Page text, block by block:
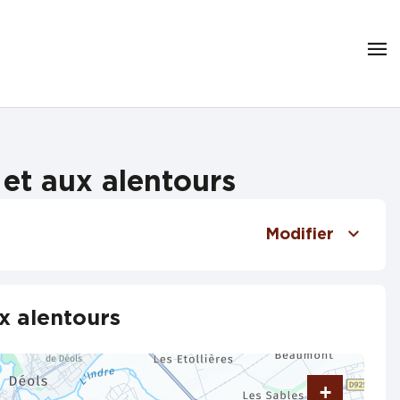
aux alentours
Modifier
alentours
+